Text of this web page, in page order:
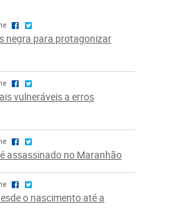
negra para protagonizar
vulneráveis a erros
assassinado no Maranhão
o nascimento até a